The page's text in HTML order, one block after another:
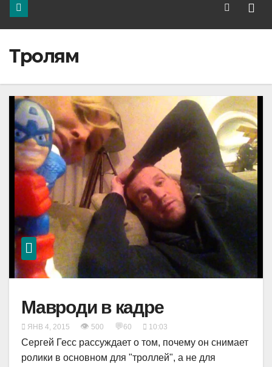
Тролям
Мавроди в кадре
ЯНВ 4, 2015 👁 500 💬60 10:03
Сергей Гесс рассуждает о том, почему он снимает
ролики в основном для "троллей", а не для